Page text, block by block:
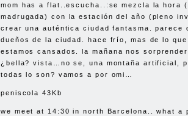
mom has a flat..escucha..:se mezcla la hora
madrugada) con la estación del año (pleno
crear una auténtica ciudad fantasma. parece
dueños de la ciudad. hace frío, mas de lo
estamos cansados. la mañana nos
¿bella? vista…no se, una montaña artificial,
todas lo son? vamos a por omi…
peniscola 43Kb
we meet at 14:30 in north Barcelona.. what a